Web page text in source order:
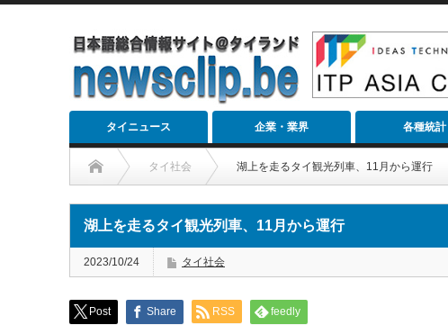
タイニュース 企業・業界 各種統計
タイ社会 湖上を走るタイ観光列車、11月から運行
湖上を走るタイ観光列車、11月から運行
2023/10/24 タイ社会
Post Share RSS feedly